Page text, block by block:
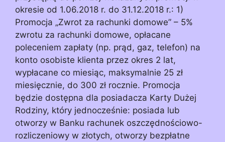
okresie od 1.06.2018 r. do 31.12.2018 r.: 1)
Promocja „Zwrot za rachunki domowe” – 5%
zwrotu za rachunki domowe, opłacane
poleceniem zapłaty (np. prąd, gaz, telefon) na
konto osobiste klienta przez okres 2 lat,
wypłacane co miesiąc, maksymalnie 25 zł
miesięcznie, do 300 zł rocznie. Promocja
będzie dostępna dla posiadacza Karty Dużej
Rodziny, który jednocześnie: posiada lub
otworzy w Banku rachunek oszczędnościowo-
rozliczeniowy w złotych, otworzy bezpłatne